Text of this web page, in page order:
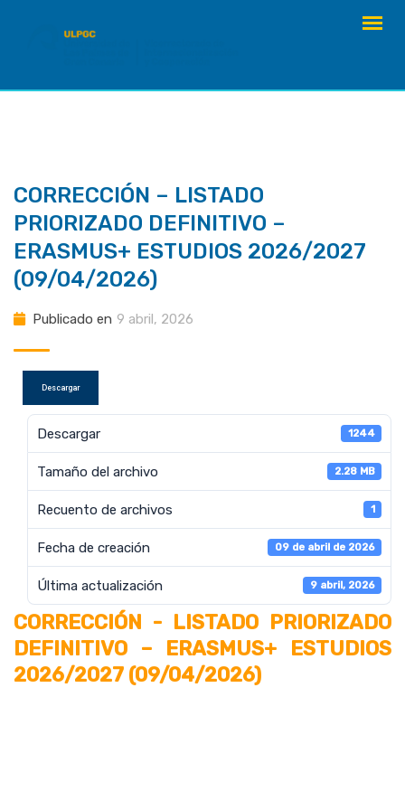
CORRECCIÓN – LISTADO
PRIORIZADO DEFINITIVO –
ERASMUS+ ESTUDIOS 2026/2027
(09/04/2026)
Publicado en 9 abril, 2026
Descargar
Descargar 1244
Tamaño del archivo 2.28 MB
Recuento de archivos 1
Fecha de creación 09 de abril de 2026
Última actualización 9 abril, 2026
CORRECCIÓN - LISTADO PRIORIZADO
DEFINITIVO – ERASMUS+ ESTUDIOS
2026/2027 (09/04/2026)